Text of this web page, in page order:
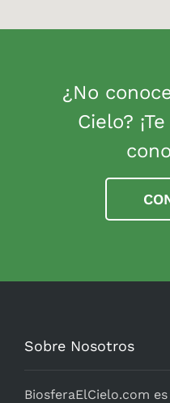
¿No
Cielo?
Sobre Nosotros
BiosferaElCielo.com